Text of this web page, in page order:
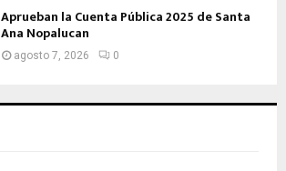
Aprueban la Cuenta Pública 2025 de Santa
Ana Nopalucan
agosto 7, 2026 0